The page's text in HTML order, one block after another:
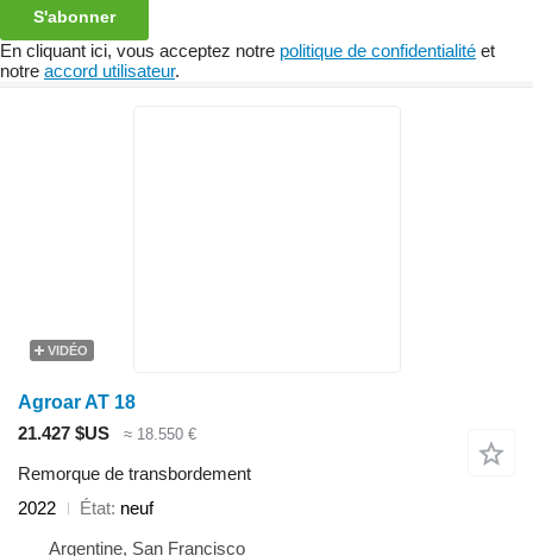
S'abonner
En cliquant ici, vous acceptez notre politique de confidentialité et
notre accord utilisateur.
VIDÉO
Agroar AT 18
21.427 $US
≈ 18.550 €
Remorque de transbordement
2022
État neuf
Argentine, San Francisco